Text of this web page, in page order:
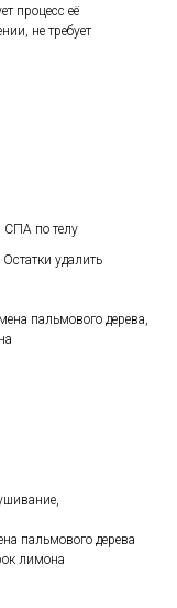
процесс её
не требует
СПА по телу
удалить
пальмового дерева,
пальмового дерева
лимона